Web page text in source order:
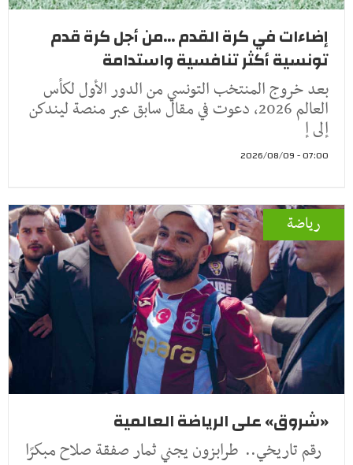
إضاءات في كرة القدم ...من أجل كرة قدم
تونسية أكثر تنافسية واستدامة
بعد خروج المنتخب التونسي من الدور الأول لكأس
العالم 2026، دعوت في مقال سابق عبر منصة ليندكن
إلى إ
07:00 - 2026/08/09
رياضة
«شروق» على الرياضة العالمية
رقم تاريخي.. طرابزون يجني ثمار صفقة صلاح مبكرًا